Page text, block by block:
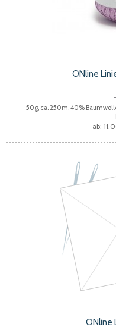
ONline
50g, ca. 250m, 40%
ONline